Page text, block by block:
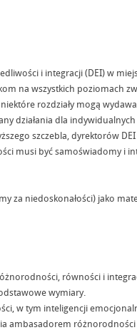
i integracji (DEI) w
na wszystkich poziomach
rozdziały mogą
działania dla indywidualnych
szczebla, dyrektorów DEI
musi być samoświadomy i
za niedoskonałości) jako
równości i
wymiary.
w tym inteligencji
ambasadorem różnorodności